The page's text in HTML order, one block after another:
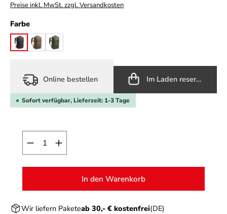
Preise inkl. MwSt. zzgl. Versandkosten
Farbeauswählen
blackcoyote brown
olive
Online bestellen Im Laden reservieren
Sofort verfügbar, Lieferzeit: 1-3 Tage
Produkt Anzahl: Gib den gewünschten Wert
In den Warenkorb
Wir liefern Paketeab 30,- € kostenfrei(DE)